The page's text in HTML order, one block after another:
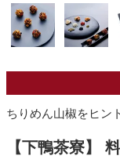
ちりめん山椒をヒン
【下鴨茶寮】